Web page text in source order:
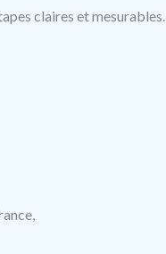
claires et mesurables.